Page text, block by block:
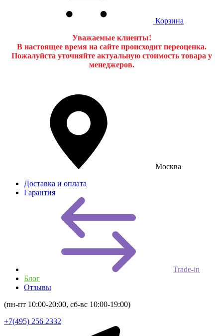
Корзина
Уважаемые клиенты!
В настоящее время на сайте происходит переоценка.
Пожалуйста уточняйте актуальную стоимость товара у
менеджеров.
Москва
Доставка и оплата
Гарантия
Trade-in
Блог
Отзывы
(пн-пт 10:00-20:00, сб-вс 10:00-19:00)
+7(495) 256 2332